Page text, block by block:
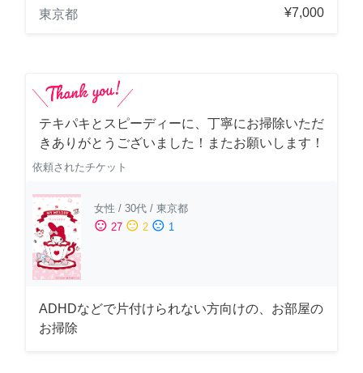
東京都
¥7,000
テキパキとスピーディーに、丁寧にお掃除いただ
きありがとうございました！またお願いします！
依頼されたチケット
女性 / 30代 / 東京都
sentiment_satisfied 27 sentiment_neutral 2 sentiment_dissatisfied 1
ADHDなどで片付けられない方向けの、お部屋の
お掃除